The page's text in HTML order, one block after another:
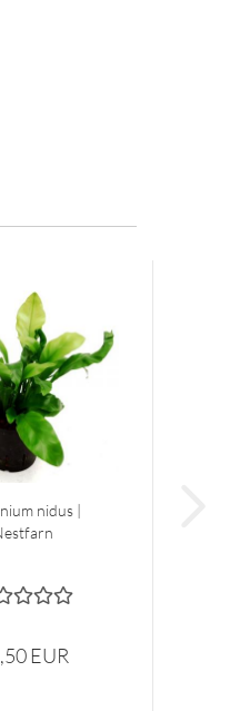
nidus |
EUR